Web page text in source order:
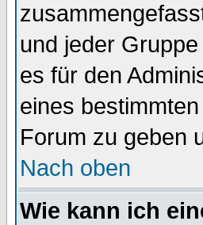
und jeder
es für den
eines
Forum zu geben
Nach oben
Wie kann ich